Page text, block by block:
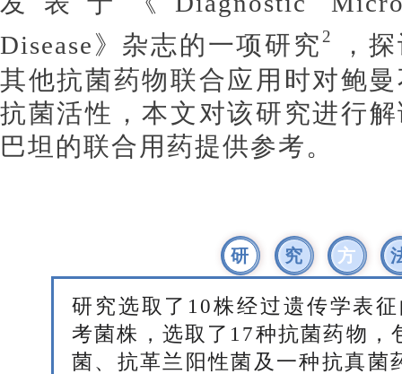
Disease》杂志的一项研究 2
，
其他抗菌药物联合应用时对鲍
抗菌活性，本文对该研究进行
巴坦的联合用药提供参考。
研 究 方
研究选取了10株经过遗传学表
考菌株，选取了17种抗菌药物，
菌、抗革兰阳性菌及一种抗真菌